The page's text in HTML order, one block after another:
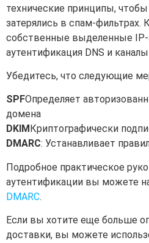
технические принципы,
затерялись в спам-фильтрах.
собственные выделенные IP-
аутентификация DNS и
Убедитесь, что следующие
SPFОпределяет
домена
DKIM Криптографически
DMARC: Устанавливает
Подробное практическое
аутентификации вы можете
DMARC.
Если вы хотите еще больше
доставки, вы можете